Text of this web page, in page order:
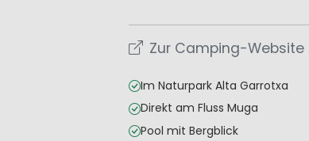
Zur Camping-Website
Im Naturpark Alta Garrotxa
Direkt am Fluss Muga
Pool mit Bergblick